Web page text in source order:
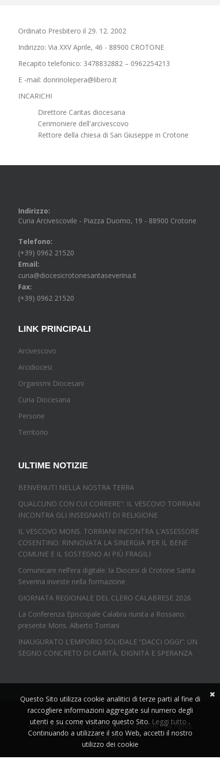
Ordinato Presbitero il 29. 12. 2002
Indirizzo: Via XXV Aprile, 46 - 88900 CROTONE
Recapito telefonico: 3478832882 – 0962254213
E -mail: donrinolepera@libero.it
INCARICHI
Direttore Caritas diocesana
Cerimoniere dell'arcivescovo
Rettore della chiesa di San Giuseppe in Crotone
Indirizzo:
Curia Arcivescovile - Piazza Duomo, 19 - 88900 Crotone
Telefono:
(+39) 0962 21520
Email:
curia@diocesicrotonesantaseverina.it
Fax:
(+39) 0962 21520
LINK PRINCIPALI
Arcivescovo
Arcidiocesi
Organismi Diocesani
Curia Diocesana
Persone
Territorio
ULTIME NOTIZIE
BENVENUTI NELLA NOSTRA TERRA
QUALCUNO CON CUI CORRERE": IL VESCOVO TORRIANI
INCONTRA GLI INSEGNANTI DI RELIGIONE
IL VESCOVO MONS. TORRIANI INCONTRA L'ASSESSORE
COSENTINO: RINNOVATA LA SINERGIA PER IL BENE
COMUNE E IL SOSTEGNO AI PIÙ FRAGILI
Comunicare nell’era digitale: la Diocesi di Crotone Santa
Severina investe nella formazione
GIORNATA REGIONALE DEL CLERO CALABRESE 2026
La Conferenza Episcopale Calabra riunita a Rossano:
presente Mons. Alberto Torriani
INAUGURATO L’EMPORIO SOLIDALE “DACCI OGGI”: UN
SEGNO CONCRETO DI CARITÀ, DIGNITÀ E SPERANZA
Copyright © 2026 | powered bynezwork- All rights
reserved.
Questo Sito utilizza cookie analitici di terze parti al fine di
raccogliere informazioni aggregate sul numero degli
utenti e su come visitano questo Sito. Leggi tutto .
Continuando a utilizzare il sito Web, accetti il nostro
utilizzo dei cookie